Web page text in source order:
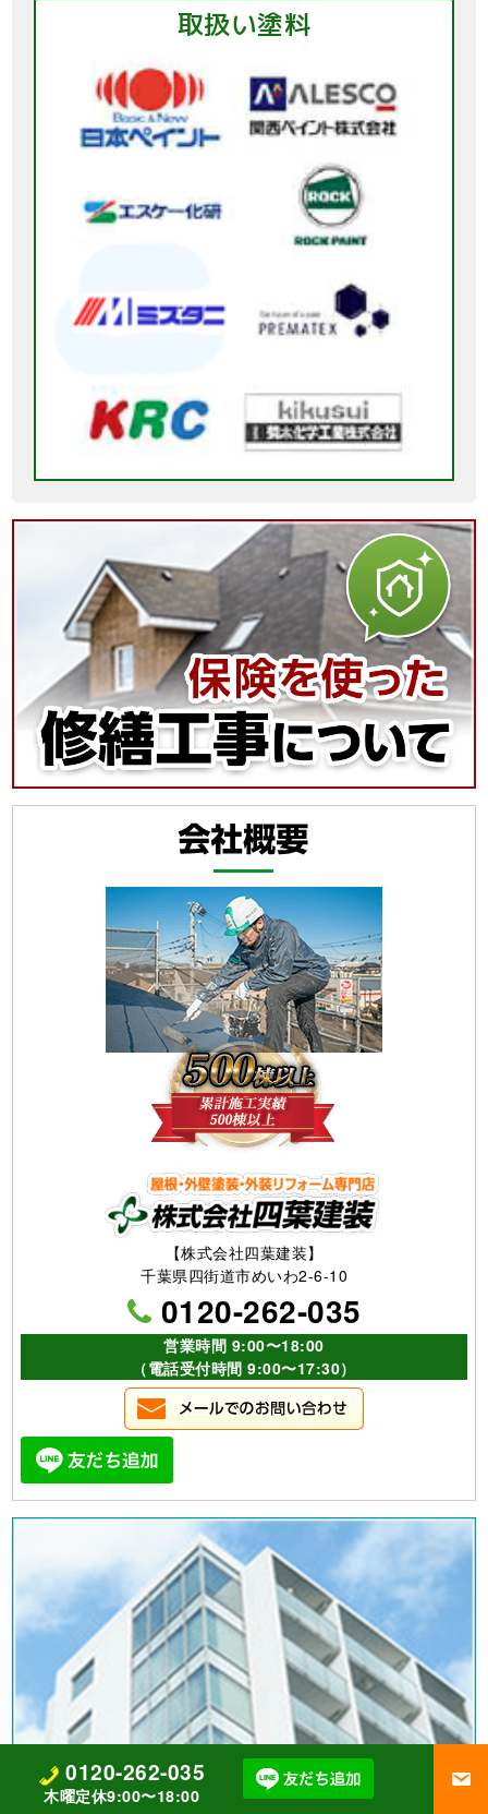
取扱い塗料
【株式会社四葉建装】
千葉県四街道市めいわ2-6-10
0120-262-035
営業時間 9:00〜18:00
（電話受付時間 9:00〜17:30）
0120-262-035
木曜定休9:00〜18:00